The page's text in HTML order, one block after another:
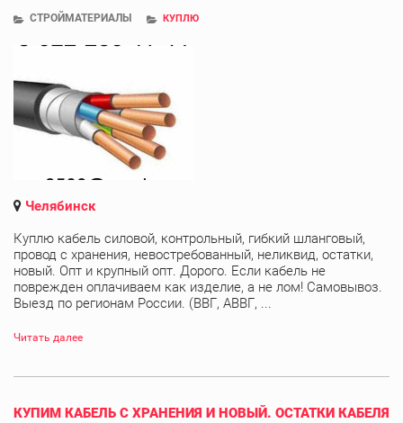
СТРОЙМАТЕРИАЛЫ КУПЛЮ
Челябинск
Куплю кабель силовой, контрольный, гибкий шланговый,
провод с хранения, невостребованный, неликвид, остатки,
новый. Опт и крупный опт. Дорого. Если кабель не
поврежден оплачиваем как изделие, а не лом! Самовывоз.
Выезд по регионам России. (ВВГ, АВВГ, ...
Читать далее
КУПИМ КАБЕЛЬ С ХРАНЕНИЯ И НОВЫЙ. ОСТАТКИ КАБЕЛЯ